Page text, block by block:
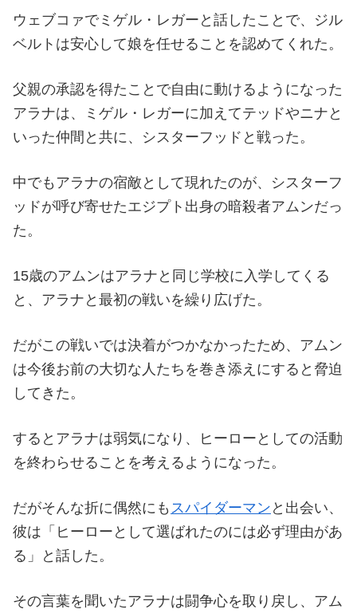
ウェブコァでミゲル・レガーと話したことで、ジル
ベルトは安心して娘を任せることを認めてくれた。
父親の承認を得たことで自由に動けるようになった
アラナは、ミゲル・レガーに加えてテッドやニナと
いった仲間と共に、シスターフッドと戦った。
中でもアラナの宿敵として現れたのが、シスターフ
ッドが呼び寄せたエジプト出身の暗殺者アムンだっ
た。
15歳のアムンはアラナと同じ学校に入学してくる
と、アラナと最初の戦いを繰り広げた。
だがこの戦いでは決着がつかなかったため、アムン
は今後お前の大切な人たちを巻き添えにすると脅迫
してきた。
するとアラナは弱気になり、ヒーローとしての活動
を終わらせることを考えるようになった。
だがそんな折に偶然にも スパイダーマン と出会い、
彼は「ヒーローとして選ばれたのには必ず理由があ
る」と話した。
その言葉を聞いたアラナは闘争心を取り戻し、アム